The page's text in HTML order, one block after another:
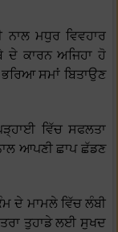
ਮਧੁਰ ਵਿਵਹਾਰ
ਕਾਰਨ ਅਜਿਹਾ ਹੋ
ਸਮਾਂ ਬਿਤਾਉਣ
ਵਿੱਚ ਸਫਲਤਾ
ਆਪਣੀ ਛਾਪ ਛੱਡਣ
ਦੇ ਮਾਮਲੇ ਵਿੱਚ ਲੰਬੀ
ਤੁਹਾਡੇ ਲਈ ਸੁਖਦ